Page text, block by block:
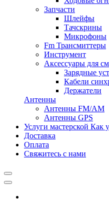
Запчасти
Шлейфы
Тачскрины
Микрофоны
Fm Трансмиттеры
Инструмент
Аксессуары для
Зарядные
Кабели
Держатели
Антенны
Антенны FM/AM
Антенны GPS
Услуги мастерской Как
Доставка
Оплата
Свяжитесь с нами